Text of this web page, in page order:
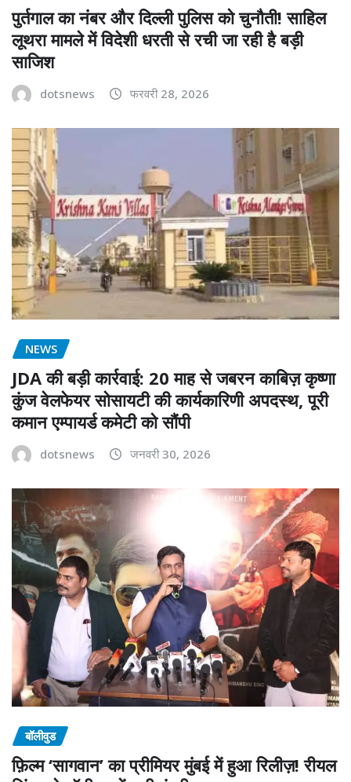
पुर्तगाल का नंबर और दिल्ली पुलिस को चुनौती! साहिल
लूथरा मामले में विदेशी धरती से रची जा रही है बड़ी
साजिश
dotsnews फरवरी 28, 2026
NEWS
JDA की बड़ी कार्रवाई: 20 माह से जबरन काबिज़ कृष्णा
कुंज वेलफेयर सोसायटी की कार्यकारिणी अपदस्थ, पूरी
कमान एम्पायर्ड कमेटी को सौंपी
dotsnews जनवरी 30, 2026
बॉलीवुड
फ़िल्म ‘सागवान’ का प्रीमियर मुंबई में हुआ रिलीज़! रीयल